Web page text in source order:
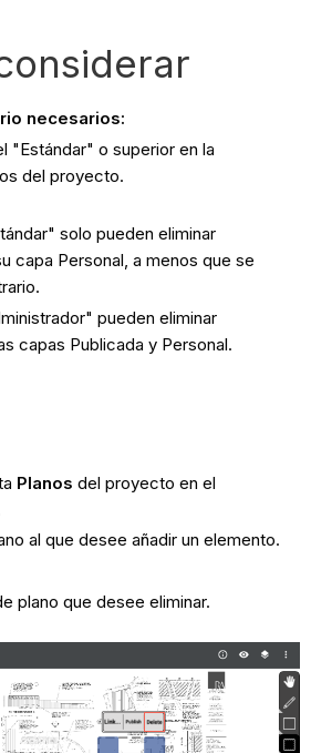
necesarios:
"Estándar" o superior en la
del proyecto.
solo pueden eliminar
capa Personal, a menos que se
pueden eliminar
capas Publicada y Personal.
Planos del proyecto en el
al que desee añadir un elemento.
plano que desee eliminar.